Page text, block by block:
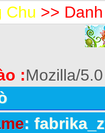
Chu >>
:Mozilla/5.0
: